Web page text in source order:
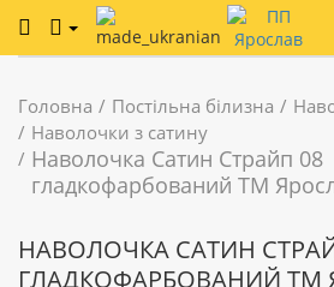
Головна Постільна білизна
Наволочки з сатину
Наволочка Сатин Страйп 08
гладкофарбований ТМ
НАВОЛОЧКА САТИН
ГЛАДКОФАРБОВАНИЙ ТМ